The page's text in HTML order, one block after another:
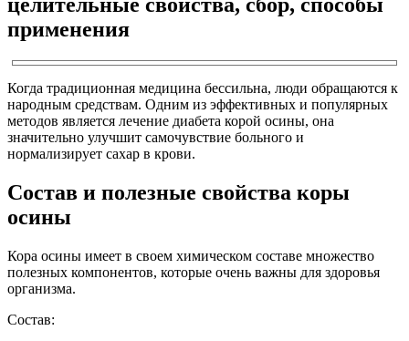
применения
Когда традиционная медицина бессильна, люди обращаются к
народным средствам. Одним из эффективных и популярных
методов является лечение диабета корой осины, она
значительно улучшит самочувствие больного и
нормализирует сахар в крови.
Состав и полезные свойства коры
осины
Кора осины имеет в своем химическом составе множество
полезных компонентов, которые очень важны для здоровья
организма.
Состав: